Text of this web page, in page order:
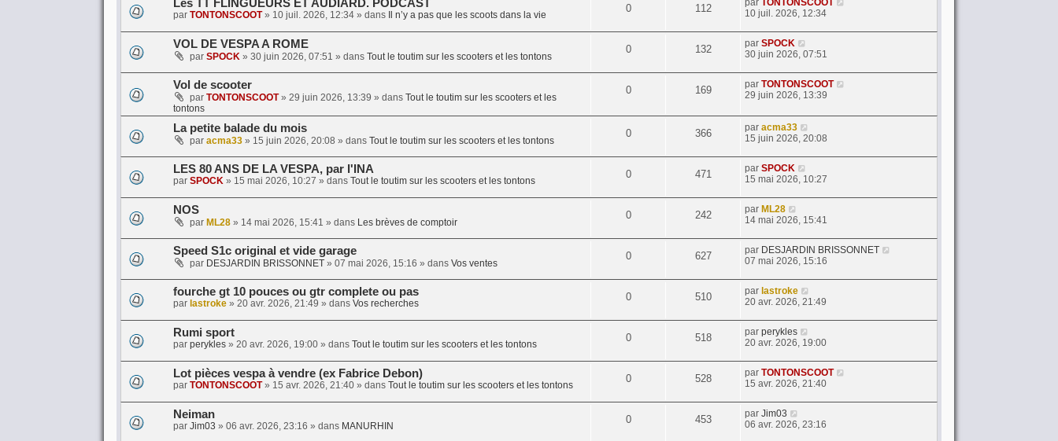
Les TT FLINGUEURS ET AUDIARD. PODCAST
par TONTONSCOOT» 10 juil. 2026, 12:34» dans Il n’y a pas que les scoots dans la vie
0 112 parTONTONSCOOT
10 juil. 2026, 12:34
VOL DE VESPA A ROME
par SPOCK» 30 juin 2026, 07:51 » dans Tout le toutim sur les scooters et les tontons
0 132 parSPOCK
30 juin 2026, 07:51
Vol de scooter
par TONTONSCOOT» 29 juin 2026, 13:39 » dans Tout le toutim sur les scooters et les
tontons
0 169 parTONTONSCOOT
29 juin 2026, 13:39
La petite balade du mois
par acma33» 15 juin 2026, 20:08 » dans Tout le toutim sur les scooters et les tontons
0 366 paracma33
15 juin 2026, 20:08
LES 80 ANS DE LA VESPA, par l'INA
par SPOCK» 15 mai 2026, 10:27 » dans Tout le toutim sur les scooters et les tontons
0 471 parSPOCK
15 mai 2026, 10:27
NOS
par ML28» 14 mai 2026, 15:41 » dans Les brèves de comptoir
0 242 par ML28
14 mai 2026, 15:41
Speed S1c original et vide garage
par DESJARDIN BRISSONNET» 07 mai 2026, 15:16 » dans Vos ventes
0 627 par DESJARDIN BRISSONNET
07 mai 2026, 15:16
fourche gt 10 pouces ou gtr complete ou pas
par lastroke» 20 avr. 2026, 21:49 » dans Vos recherches
0 510 par lastroke
20 avr. 2026, 21:49
Rumi sport
par perykles» 20 avr. 2026, 19:00» dans Tout le toutim sur les scooters et les tontons
0 518 parperykles
20 avr. 2026, 19:00
Lot pièces vespa à vendre (ex Fabrice Debon)
par TONTONSCOOT» 15 avr. 2026, 21:40» dans Tout le toutim sur les scooters et les tontons
0 528 parTONTONSCOOT
15 avr. 2026, 21:40
Neiman
par Jim03 » 06 avr. 2026, 23:16 » dans MANURHIN
0 453 parJim03
06 avr. 2026, 23:16